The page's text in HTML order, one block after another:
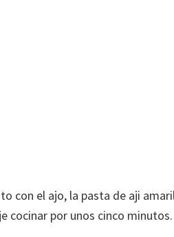
con el ajo, la pasta de aji
cocinar por unos cinco minutos.